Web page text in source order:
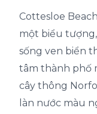
Cottesloe
một biểu
sống ven biển
tâm thành phố
cây thông
làn nước màu